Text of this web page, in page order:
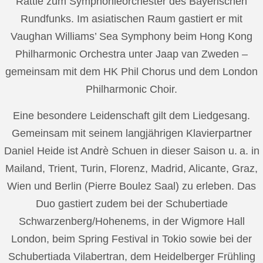
Rundfunks. Im asiatischen Raum gastiert er mit
Vaughan Williams’ Sea Symphony beim Hong Kong
Philharmonic Orchestra unter Jaap van Zweden –
gemeinsam mit dem HK Phil Chorus und dem London
Philharmonic Choir.
Eine besondere Leidenschaft gilt dem Liedgesang.
Gemeinsam mit seinem langjährigen Klavierpartner
Daniel Heide ist Andrè Schuen in dieser Saison u. a. in
Mailand, Trient, Turin, Florenz, Madrid, Alicante, Graz,
Wien und Berlin (Pierre Boulez Saal) zu erleben. Das
Duo gastiert zudem bei der Schubertiade
Schwarzenberg/Hohenems, in der Wigmore Hall
London, beim Spring Festival in Tokio sowie bei der
Schubertiada Vilabertran, dem Heidelberger Frühling